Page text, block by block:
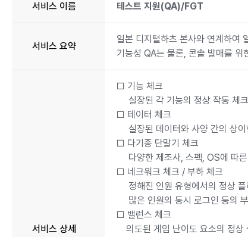
서비스 이름 테스트 지원(QA)/FGT
서비스 요약
일본 디지털하츠 본사와 연계하여
기능성 QA는 물론, 콘솔 발매를
서비스 상세
□ 기능 체크
실장된 각 기능의 정상 작동 체
□ 테이터 체크
실장된 데이터와 사양 간의 상이
□ 다기종 단말기 체크
다양한 제조사, 스펙, OS에 따른
□ 네크워크 체크 / 부하 체크
정해진 인원 유형에서의 정상 플
많은 인원의 동시 로그인 등의
□ 밸런스 체크
의도된 게임 난이도 요소의 정상